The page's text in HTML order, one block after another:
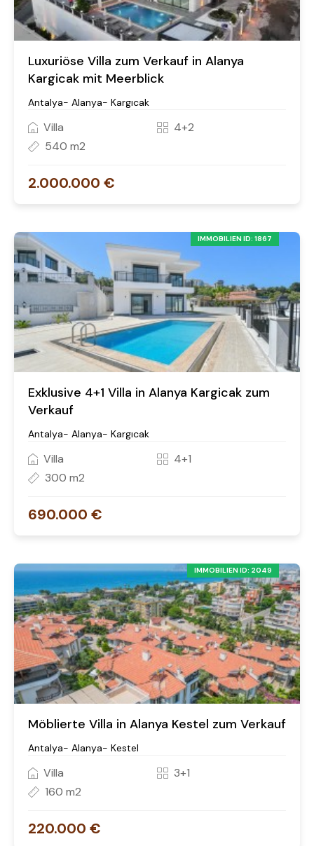
Luxuriöse Villa zum Verkauf in Alanya
Kargicak mit Meerblick
Antalya- Alanya- Kargıcak
Villa
4+2
540 m2
2.000.000 €
IMMOBILIEN ID: 1867
Exklusive 4+1 Villa in Alanya Kargicak zum
Verkauf
Antalya- Alanya- Kargıcak
Villa
4+1
300 m2
690.000 €
IMMOBILIEN ID: 2049
Möblierte Villa in Alanya Kestel zum Verkauf
Antalya- Alanya- Kestel
Villa
3+1
160 m2
220.000 €